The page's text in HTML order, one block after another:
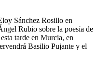
Sánchez Rosillo en
Rubio sobre la poesía de
tarde en Murcia, en
Basilio Pujante y el